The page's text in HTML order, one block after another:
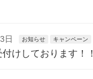
日 お知らせ キャンペーン
けしております！！